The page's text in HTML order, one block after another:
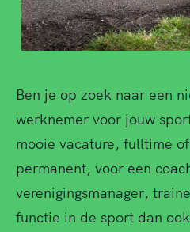
Ben je op zoek naar een
werknemer voor jouw
mooie vacature, fulltime
permanent, voor een
verenigingsmanager,
functie in de sport dan